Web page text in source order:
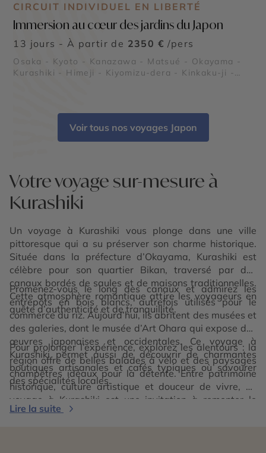
CIRCUIT INDIVIDUEL EN LIBERTÉ
Immersion au cœur des jardins du Japon
13 jours - À partir de 2350 € /pers
Osaka - Kyoto - Kanazawa - Matsué - Okayama -
Kurashiki - Himeji - Kiyomizu-dera - Kinkaku-ji -
Voir tous nos voyages Japon
Votre voyage sur-mesure à
Kurashiki
Un voyage à Kurashiki vous plonge dans une ville
pittoresque qui a su préserver son charme historique.
Située dans la préfecture d’Okayama, Kurashiki est
célèbre pour son quartier Bikan, traversé par des
canaux bordés de saules et de maisons traditionnelles.
Cette atmosphère romantique attire les voyageurs en
quête d’authenticité et de tranquillité.
Promenez-vous le long des canaux et admirez les
entrepôts en bois blancs, autrefois utilisés pour le
commerce du riz. Aujourd’hui, ils abritent des musées et
des galeries, dont le musée d’Art Ohara qui expose des
œuvres japonaises et occidentales. Ce voyage à
Kurashiki permet aussi de découvrir de charmantes
boutiques artisanales et cafés typiques où savourer
des spécialités locales.
Pour prolonger l’expérience, explorez les alentours : la
région offre de belles balades à vélo et des paysages
champêtres idéaux pour la détente. Entre patrimoine
historique, culture artistique et douceur de vivre, un
voyage à Kurashiki est une invitation à remonter le
temps et à vivre un
Lire la suite